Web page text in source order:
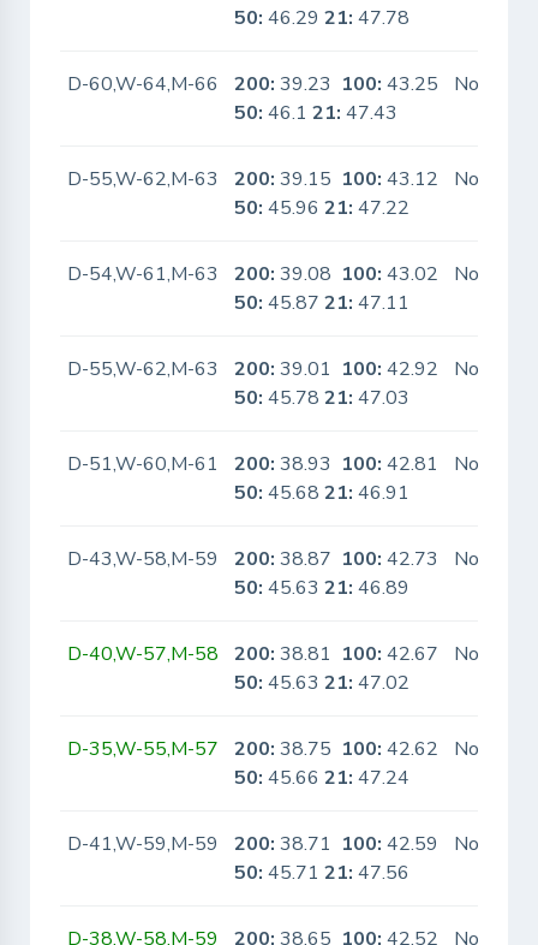
50: 46.2921: 47.78
D-60,W-64,M-66 200: 39.23 100: 43.25
50: 46.121: 47.43
No
D-55,W-62,M-63 200: 39.15 100: 43.12
50: 45.9621: 47.22
No
D-54,W-61,M-63 200: 39.08 100: 43.02
50: 45.8721: 47.11
No
D-55,W-62,M-63 200: 39.01 100: 42.92
50: 45.7821: 47.03
No
D-51,W-60,M-61 200: 38.93 100: 42.81
50: 45.6821: 46.91
No
D-43,W-58,M-59 200: 38.87 100: 42.73
50: 45.6321: 46.89
No
D-40,W-57,M-58 200: 38.81 100: 42.67
50: 45.6321: 47.02
No
D-35,W-55,M-57 200: 38.75 100: 42.62
50: 45.6621: 47.24
No
D-41,W-59,M-59 200: 38.71 100: 42.59
50: 45.7121: 47.56
No
D-38,W-58,M-59 200: 38.65 100: 42.52 No